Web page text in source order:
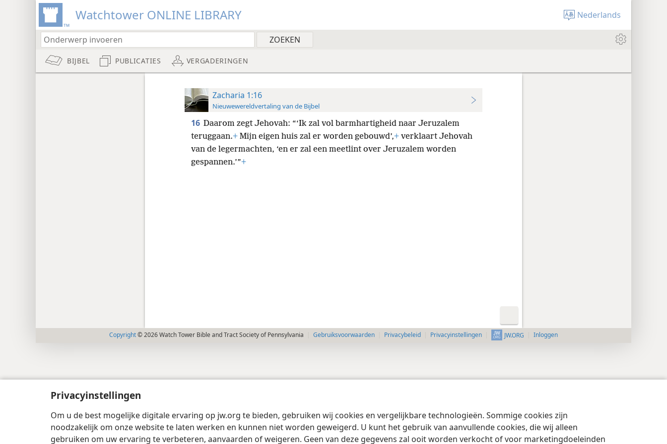
Privacyinstellingen
Om u de best mogelijke digitale ervaring op jw.org te bieden, gebruiken wij cookies en vergelijkbare technologieën. Sommige cookies zijn
noodzakelijk om onze website te laten werken en kunnen niet worden geweigerd. U kunt het gebruik van aanvullende cookies, die wij alleen
gebruiken om uw ervaring te verbeteren, aanvaarden of weigeren. Geen van deze gegevens zal ooit worden verkocht of voor marketingdoeleinden
Watchtower ONLINE LIBRARY Nederlands
BIJBEL PUBLICATIES VERGADERINGEN
Zacharia 1:16
Nieuwewereldvertaling van de Bijbel
16 Daarom zegt Jehovah: “‘Ik zal vol barmhartigheid naar Jeruzalem
teruggaan.+Mijn eigen huis zal er worden gebouwd’,+verklaart Jehovah
van de legermachten, ‘en er zal een meetlint over Jeruzalem worden
gespannen.’”+
Copyright© 2026 Watch Tower Bible and Tract Society of Pennsylvania Gebruiksvoorwaarden Privacybeleid Privacyinstellingen JW.ORG Inloggen